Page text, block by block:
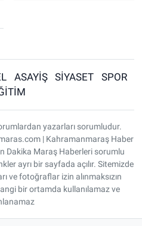
ASAYİŞ SİYASET
SPOR
yazarları sorumludur.
| Kahramanmaraş Haber
Dakika Maraş Haberleri sorumlu
ayrı bir sayfada açılır. Sitemizde
ve fotoğraflar izin alınmaksızın
bir ortamda kullanılamaz ve